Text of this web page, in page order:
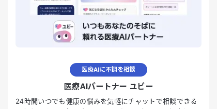
医療AIに不調を相談
医療AIパートナー ユビー
24時間いつでも健康の悩みを気軽にチャットで相談できる